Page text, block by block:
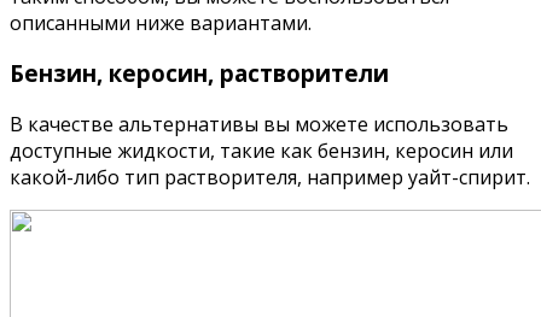
описанными ниже вариантами.
Бензин, керосин, растворители
В качестве альтернативы вы можете использовать
доступные жидкости, такие как бензин, керосин или
какой-либо тип растворителя, например уайт-спирит.